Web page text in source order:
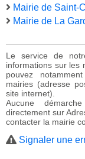
Mairie de Saint-
Mairie de La
Le service de
informations sur les
pouvez
mairies (adresse
site internet).
Aucune
directement sur
contacter la mairie
Signaler une